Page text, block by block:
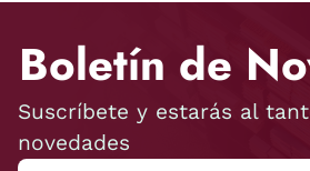
Boletín de
Suscríbete y estarás al
novedades